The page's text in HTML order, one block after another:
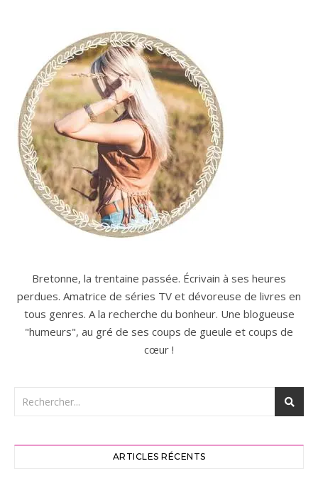
Bretonne, la trentaine passée. Écrivain à ses heures
perdues. Amatrice de séries TV et dévoreuse de livres en
tous genres. A la recherche du bonheur. Une blogueuse
"humeurs", au gré de ses coups de gueule et coups de
cœur !
ARTICLES RÉCENTS